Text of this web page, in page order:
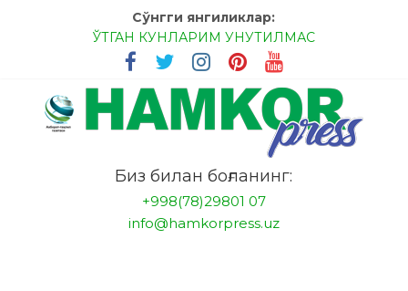
Сўнгги янгиликлар:
ЎТГАН КУНЛАРИМ УНУТИЛМАС
МЕССИ ВА РОНАЛДУ, АНА ЭНДИ ИККАЛАНГ ҲАМ
ҲУСАНОВГА ТАН БЕРИНГЛАР!
МЕҲР ОРҚАЛИ ШИФО
БАНКДА ИШЛАШ ОСОНМИ?
НАТИЖАГА ЭРИШИШ ЎЗ ҚЎЛИМИЗДА
"HamkorPress"
Биз билан боғланинг:
+998(78)29801 07
info@hamkorpress.uz